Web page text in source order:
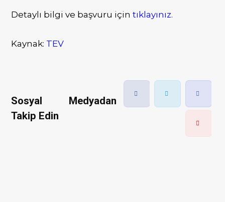
Detaylı bilgi ve başvuru için tıklayınız.
Kaynak: TEV
Sosyal Medyadan
Takip Edin